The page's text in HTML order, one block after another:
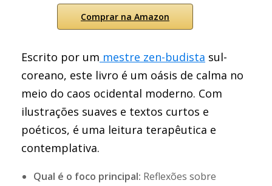
Comprar na Amazon
Escrito por um mestre zen-budista sul-
coreano, este livro é um oásis de calma no
meio do caos ocidental moderno. Com
ilustrações suaves e textos curtos e
poéticos, é uma leitura terapêutica e
contemplativa.
Qual é o foco principal: Reflexões sobre